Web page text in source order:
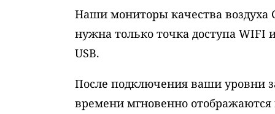
Наши мониторы качества воздуха
нужна только точка доступа
USB.
После подключения ваши уровни
времени мгновенно отображаются